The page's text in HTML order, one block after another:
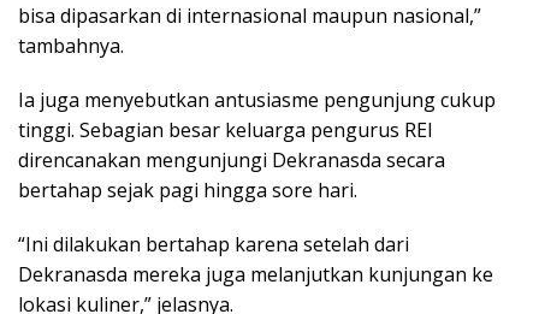
bisa dipasarkan di internasional maupun nasional,”
tambahnya.
Ia juga menyebutkan antusiasme pengunjung cukup
tinggi. Sebagian besar keluarga pengurus REI
direncanakan mengunjungi Dekranasda secara
bertahap sejak pagi hingga sore hari.
“Ini dilakukan bertahap karena setelah dari
Dekranasda mereka juga melanjutkan kunjungan ke
lokasi kuliner,” jelasnya.